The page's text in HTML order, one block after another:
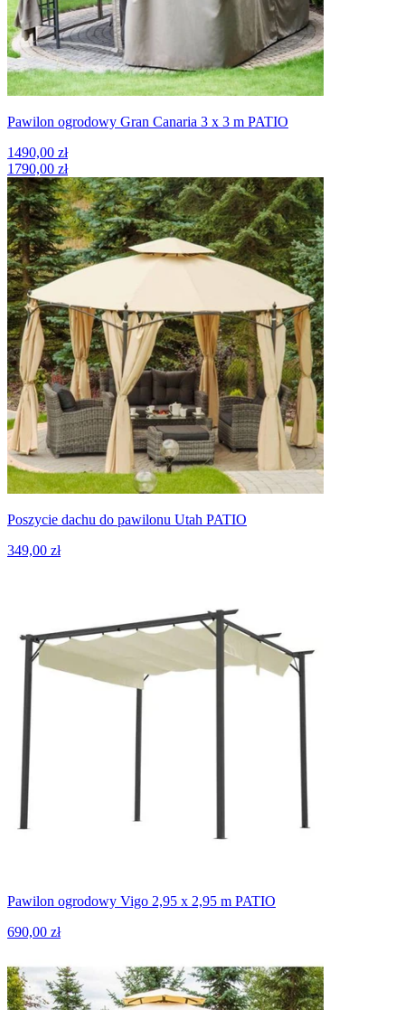
Pawilon ogrodowy Gran Canaria 3 x 3 m PATIO
1490,00 zł
1790,00 zł
Poszycie dachu do pawilonu Utah PATIO
349,00 zł
Pawilon ogrodowy Vigo 2,95 x 2,95 m PATIO
690,00 zł